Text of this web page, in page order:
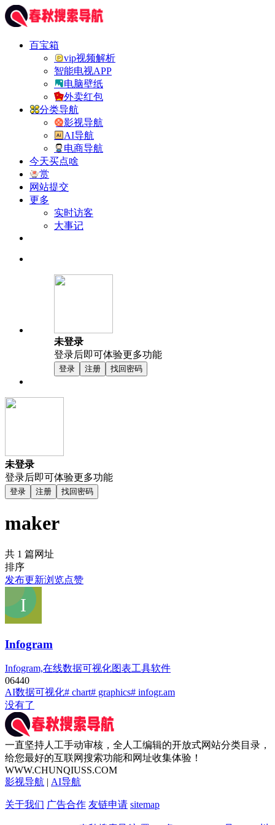
百宝箱
vip视频解析
智能电视APP
电脑壁纸
外卖红包
分类导航
影视导航
AI导航
电商导航
今天买点啥
赏
网站提交
更多
实时访客
大事记
未登录
登录后即可体验更多功能
登录 注册 找回密码
未登录
登录后即可体验更多功能
登录 注册 找回密码
maker
共 1 篇网址
排序
发布更新浏览点赞
Infogram
Infogram,在线数据可视化图表工具软件
06440
AI数据可视化# chart# graphics# infogr.am
没有了
一直坚持人工手动审核，全人工编辑的开放式网站分类目录，
给您最好的互联网搜索功能和网址收集体验！
WWW.CHUNQIUSS.COM
影视导航 | AI导航
关于我们 广告合作 友链申请 sitemap